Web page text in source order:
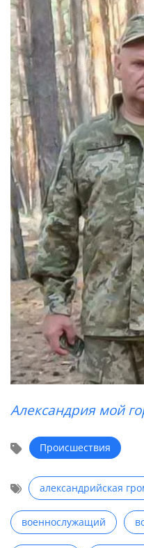
Александрия мой
Происшествия
александрийская
военнослужащий